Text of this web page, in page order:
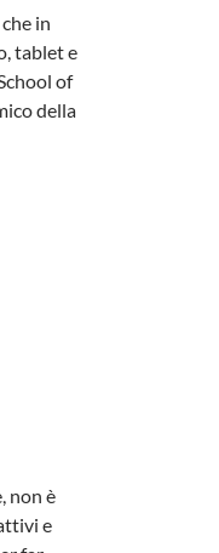
in
tablet e
of
della
non è
e